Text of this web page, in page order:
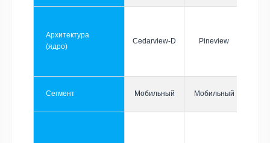
Архитектура
(ядро)
Cedarview-D Pineview
Сегмент Мобильный Мобильный